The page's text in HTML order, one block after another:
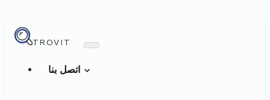
TROVIT